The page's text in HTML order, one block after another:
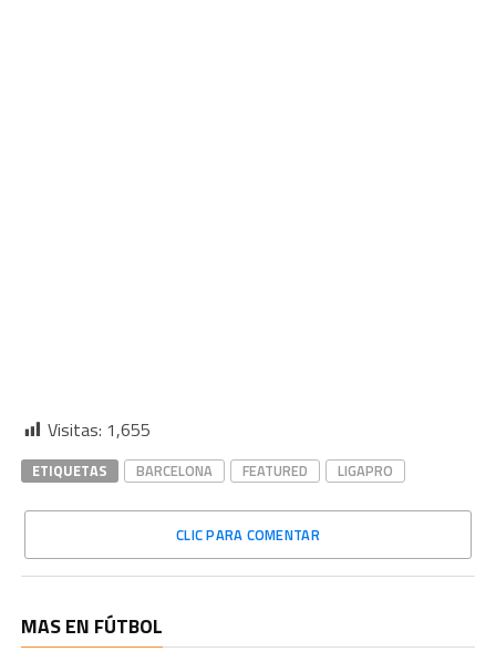
Visitas: 1,655
ETIQUETAS BARCELONA FEATURED LIGAPRO
CLIC PARA COMENTAR
MAS EN FÚTBOL